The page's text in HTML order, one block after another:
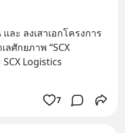
ละ ลงเสาเอกโครงการ
ลศักยภาพ “SCX
Logistics
7